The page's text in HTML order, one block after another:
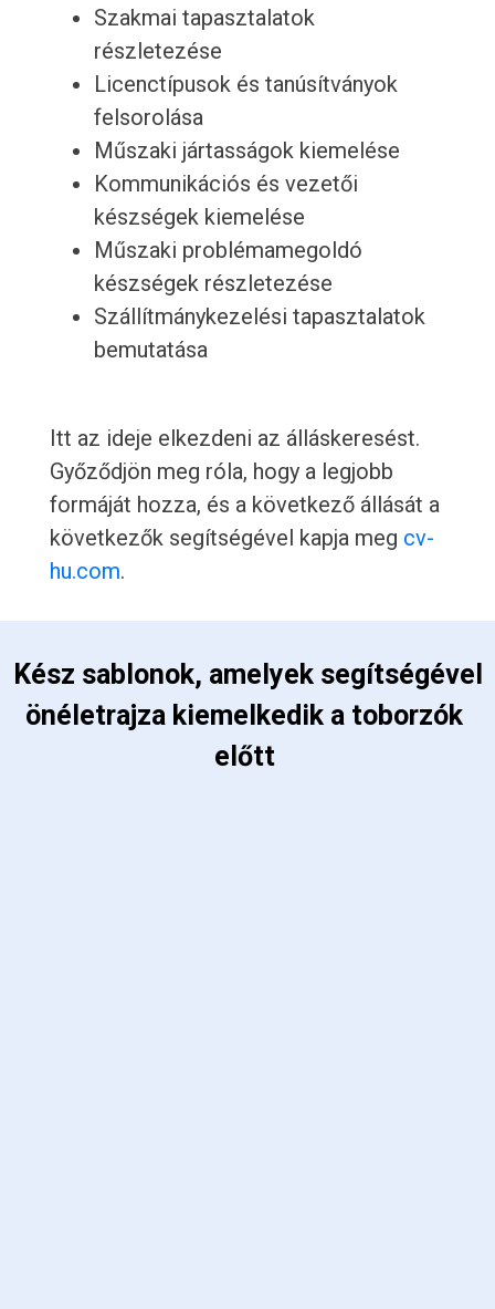
Szakmai tapasztalatok
részletezése
Licenctípusok és tanúsítványok
felsorolása
Műszaki jártasságok kiemelése
Kommunikációs és vezetői
készségek kiemelése
Műszaki problémamegoldó
készségek részletezése
Szállítmánykezelési tapasztalatok
bemutatása
Itt az ideje elkezdeni az álláskeresést.
Győződjön meg róla, hogy a legjobb
formáját hozza, és a következő állását a
következők segítségével kapja meg cv-
hu.com.
önéletrajza kiemelkedik a toborzók
előtt